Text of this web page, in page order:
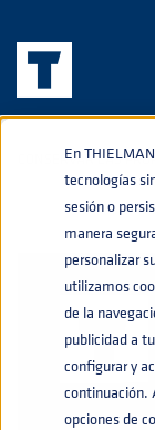
En
tecnologías
sesión o
manera
personalizar
utilizamos
de la
publicidad a
configurar y
continuación.
opciones de
CONSERVAR LAS